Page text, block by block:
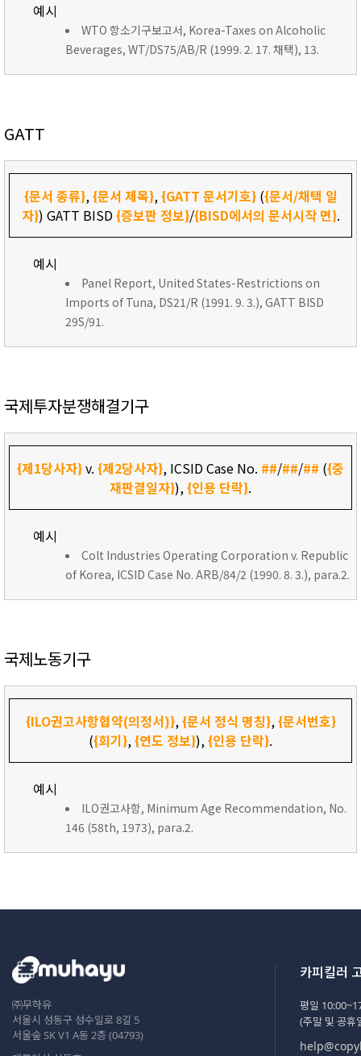
예시
WTO 항소기구보고서, Korea-Taxes on Alcoholic
Beverages, WT/DS75/AB/R (1999. 2. 17. 채택), 13.
GATT
{문서 종류},{문서 제목},{GATT 문서기호}({문서/채택 일
자}) GATT BISD{증보판 정보}/{BISD에서의 문서시작 면}.
예시
Panel Report, United States-Restrictions on
Imports of Tuna, DS21/R (1991. 9. 3.), GATT BISD
29S/91.
국제투자분쟁해결기구
{제1당사자}v. {제2당사자}, ICSID Case No. ##/##/## ({중
재판결일자}),{인용 단락}.
예시
Colt Industries Operating Corporation v. Republic
of Korea, ICSID Case No. ARB/84/2 (1990. 8. 3.), para.2.
국제노동기구
{ILO권고사항협약(의정서)},{문서 정식 명칭},{문서번호}
({회기},{연도 정보}),{인용 단락}.
예시
ILO권고사항, Minimum Age Recommendation, No.
146 (58th, 1973), para.2.
㈜무하유
서울시 성동구 성수일로 8길 5
서울숲 SK V1 A동 2층 (04793)
카피킬러
평일
(주말 및 공휴